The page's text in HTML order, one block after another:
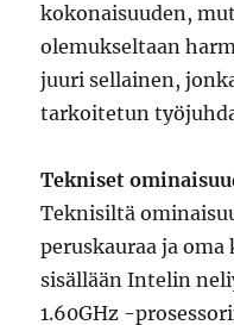
kokonaisuuden,
olemukseltaan
juuri sellainen,
tarkoitetun
Tekniset
Teknisiltä
peruskauraa ja
sisällään Intelin
1.60GHz -